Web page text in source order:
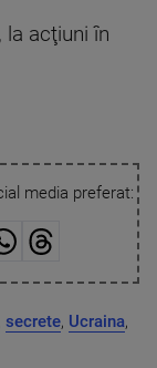
la acţiuni în
media preferat:
secrete, Ucraina,